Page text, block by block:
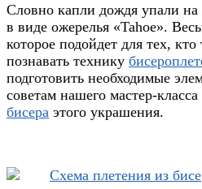
Словно капли дождя упали
в виде ожерелья «Tahoe».
которое подойдет для тех, кто
познавать технику
подготовить необходимые
советам нашего мастер-
бисера этого украшения.